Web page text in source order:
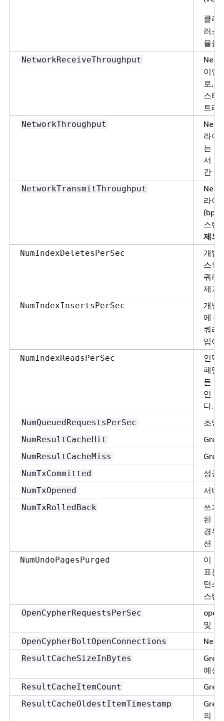
클러
러스
율을
NetworkReceiveThroughput
이언
로,
스터
트래
NetworkThroughput
라이
는 네
서
간
NetworkTransmitThroughput
라이
(bps)
스턴
제외
NumIndexDeletesPerSec
개별
스의
쿼리
제가
NumIndexInsertsPerSec
개별
에 대
쿼리
입이
NumIndexReadsPerSec
인덱
패턴
든 문
연 시
다.
NumQueuedRequestsPerSec 초당
NumResultCacheHit
NumResultCacheMiss
NumTxCommitted 성공
NumTxOpened 서버
NumTxRolledBack
쓰기
된 초
경우
션 수
NumUndoPagesPurged
이 지
표는
턴스
스턴
OpenCypherRequestsPerSec
및
OpenCypherBoltOpenConnections
ResultCacheSizeInBytes
예상
ResultCacheItemCount
ResultCacheOldestItemTimestamp
의 타